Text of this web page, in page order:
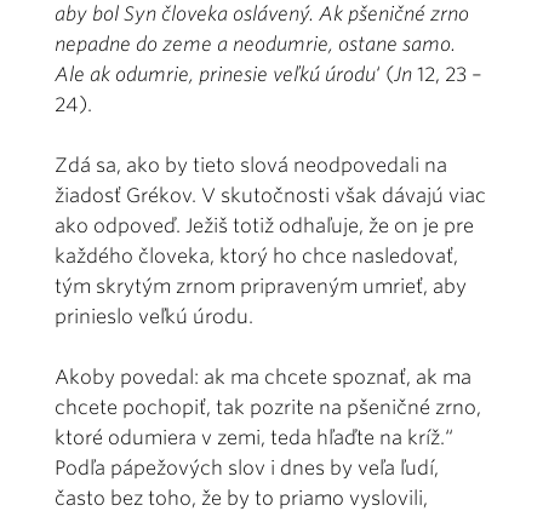
aby bol Syn človeka oslávený. Ak pšeničné zrno
nepadne do zeme a neodumrie, ostane samo.
Ale ak odumrie, prinesie veľkú úrodu‘ (Jn 12, 23 –
24).
Zdá sa, ako by tieto slová neodpovedali na
žiadosť Grékov. V skutočnosti však dávajú viac
ako odpoveď. Ježiš totiž odhaľuje, že on je pre
každého človeka, ktorý ho chce nasledovať,
tým skrytým zrnom pripraveným umrieť, aby
prinieslo veľkú úrodu.
Akoby povedal: ak ma chcete spoznať, ak ma
chcete pochopiť, tak pozrite na pšenič­né zrno,
ktoré odumiera v zemi, teda hľaďte na kríž.“
Podľa pápežových slov i dnes by veľa ľudí,
často bez toho, že by to priamo vyslovili,